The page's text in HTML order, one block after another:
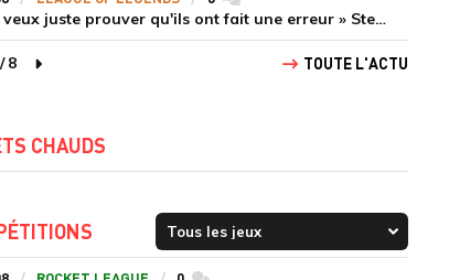
« Je veux juste prouver qu'ils ont fait une erreur » Stend se confie sur son mercato chaotique et ses ambitions avec Shifters
précédente
/8
page suivante
TOUTE L'ACTU
CHAUDS